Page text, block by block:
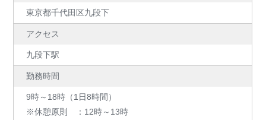
東京都千代田区九段下
アクセス
九段下駅
勤務時間
9時～18時（1日8時間）
※休憩原則 ：12時～13時